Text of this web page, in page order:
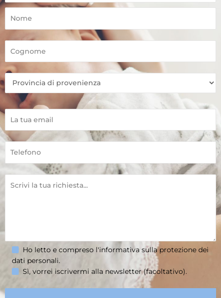
Ho letto e compreso l'informativa sullaprotezione dei
dati personali.
Sì, vorrei iscrivermi alla newsletter (facoltativo).